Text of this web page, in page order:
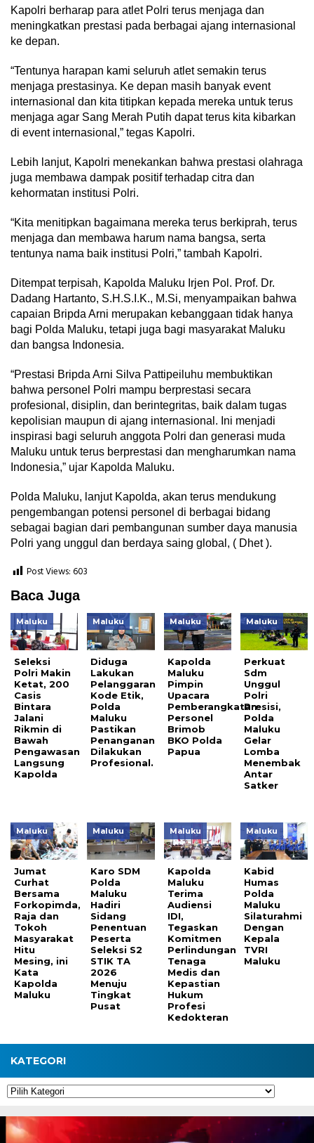
Kapolri berharap para atlet Polri terus menjaga dan
meningkatkan prestasi pada berbagai ajang internasional
ke depan.
“Tentunya harapan kami seluruh atlet semakin terus
menjaga prestasinya. Ke depan masih banyak event
internasional dan kita titipkan kepada mereka untuk terus
menjaga agar Sang Merah Putih dapat terus kita kibarkan
di event internasional,” tegas Kapolri.
Lebih lanjut, Kapolri menekankan bahwa prestasi olahraga
juga membawa dampak positif terhadap citra dan
kehormatan institusi Polri.
“Kita menitipkan bagaimana mereka terus berkiprah, terus
menjaga dan membawa harum nama bangsa, serta
tentunya nama baik institusi Polri,” tambah Kapolri.
Ditempat terpisah, Kapolda Maluku Irjen Pol. Prof. Dr.
Dadang Hartanto, S.H.S.I.K., M.Si, menyampaikan bahwa
capaian Bripda Arni merupakan kebanggaan tidak hanya
bagi Polda Maluku, tetapi juga bagi masyarakat Maluku
dan bangsa Indonesia.
“Prestasi Bripda Arni Silva Pattipeiluhu membuktikan
bahwa personel Polri mampu berprestasi secara
profesional, disiplin, dan berintegritas, baik dalam tugas
kepolisian maupun di ajang internasional. Ini menjadi
inspirasi bagi seluruh anggota Polri dan generasi muda
Maluku untuk terus berprestasi dan mengharumkan nama
Indonesia,” ujar Kapolda Maluku.
Polda Maluku, lanjut Kapolda, akan terus mendukung
pengembangan potensi personel di berbagai bidang
sebagai bagian dari pembangunan sumber daya manusia
Polri yang unggul dan berdaya saing global, ( Dhet ).
Post Views:603
Baca Juga
Maluku
Seleksi
Polri Makin
Ketat, 200
Casis
Bintara
Jalani
Rikmin di
Bawah
Pengawasan
Langsung
Kapolda
Maluku
Diduga
Lakukan
Pelanggaran
Kode Etik,
Polda
Maluku
Pastikan
Penanganan
Dilakukan
Profesional.
Maluku
Kapolda
Maluku
Pimpin
Upacara
Pemberangkatan
Personel
Brimob
BKO Polda
Papua
Maluku
Perkuat
Sdm
Unggul
Polri
Presisi,
Polda
Maluku
Gelar
Lomba
Menembak
Antar
Satker
Maluku
Jumat
Curhat
Bersama
Forkopimda,
Raja dan
Tokoh
Masyarakat
Hitu
Mesing, ini
Kata
Kapolda
Maluku
Maluku
Karo SDM
Polda
Maluku
Hadiri
Sidang
Penentuan
Peserta
Seleksi S2
STIK TA
2026
Menuju
Tingkat
Pusat
Maluku
Kapolda
Maluku
Terima
Audiensi
IDI,
Tegaskan
Komitmen
Perlindungan
Tenaga
Medis dan
Kepastian
Hukum
Profesi
Kedokteran
Maluku
Kabid
Humas
Polda
Maluku
Silaturahmi
Dengan
Kepala
TVRI
Maluku
KATEGORI
Kategori
Pemutar
Video